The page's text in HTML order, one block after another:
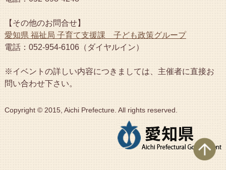
【その他のお問合せ】
愛知県 福祉局 子育て支援課 子ども政策グループ
電話：052-954-6106（ダイヤルイン）
※イベントの詳しい内容につきましては、主催者に直接お
問い合わせ下さい。
Copyright © 2015, Aichi Prefecture. All rights reserved.